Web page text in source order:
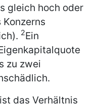
gleich hoch oder
2Ein
zu zwei
das Verhältnis